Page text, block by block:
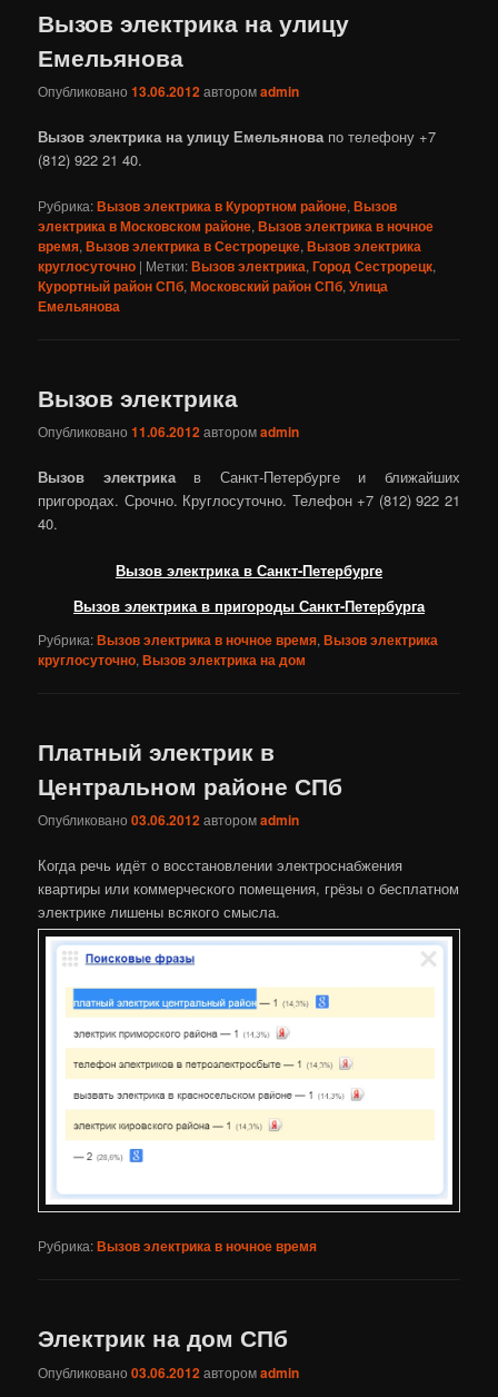
Вызов электрика на улицу
Емельянова
Опубликовано13.06.2012авторомadmin
Вызов электрика на улицу Емельяновапо телефону +7
(812) 922 21 40.
Рубрика:Вызов электрика в Курортном районе,Вызов
электрика в Московском районе,Вызов электрика в ночное
время,Вызов электрика в Сестрорецке,Вызов электрика
круглосуточно | Метки:Вызов электрика,Город Сестрорецк,
Курортный район СПб,Московский район СПб,Улица
Емельянова
Вызов электрика
Опубликовано11.06.2012авторомadmin
Вызов электрикав Санкт-Петербурге и ближайших
пригородах. Срочно. Круглосуточно. Телефон +7 (812) 922 21
40.
Вызов электрика в Санкт-Петербурге
Вызов электрика в пригороды Санкт-Петербурга
Рубрика:Вызов электрика в ночное время,Вызов электрика
круглосуточно,Вызов электрика на дом
Платный электрик в
Центральном районе СПб
Опубликовано03.06.2012авторомadmin
Когда речь идёт о восстановлении электроснабжения
квартиры или коммерческого помещения, грёзы о бесплатном
электрике лишены всякого смысла.
Рубрика:Вызов электрика в ночное время
Электрик на дом СПб
Опубликовано03.06.2012авторомadmin